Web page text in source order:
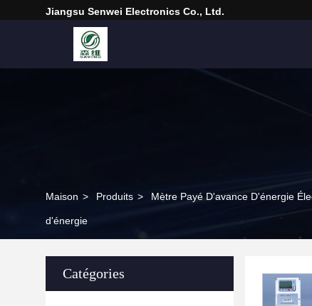
Jiangsu Senwei Electronics Co., Ltd.
Maison > Produits > Mètre Payé D'avance D'énergie
d'énergie
Catégories